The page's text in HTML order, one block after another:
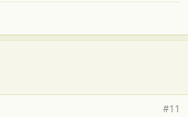
#11